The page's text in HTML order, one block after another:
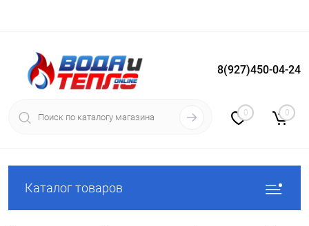
Вход Регистрация
8(927)450-04-24
0 0
Каталог товаров